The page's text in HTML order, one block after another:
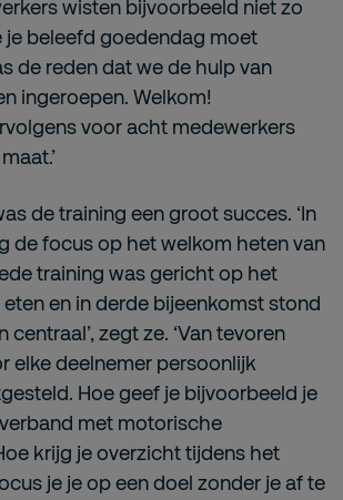
wisten bijvoorbeeld niet zo
je beleefd goedendag moet
de reden dat we de hulp van
ingeroepen. Welkom!
voor acht medewerkers
de training een groot succes. ‘In
de focus op het welkom heten van
training was gericht op het
eten en in derde bijeenkomst stond
zegt ze. ‘Van tevoren
elke deelnemer persoonlijk
Hoe geef je bijvoorbeeld je
met motorische
krijg je overzicht tijdens het
je je op een doel zonder je af te